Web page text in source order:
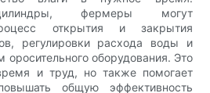
фермеры могут
открытия и закрытия
регулировки расхода воды и
оборудования. Это
и труд, но также помогает
общую эффективность